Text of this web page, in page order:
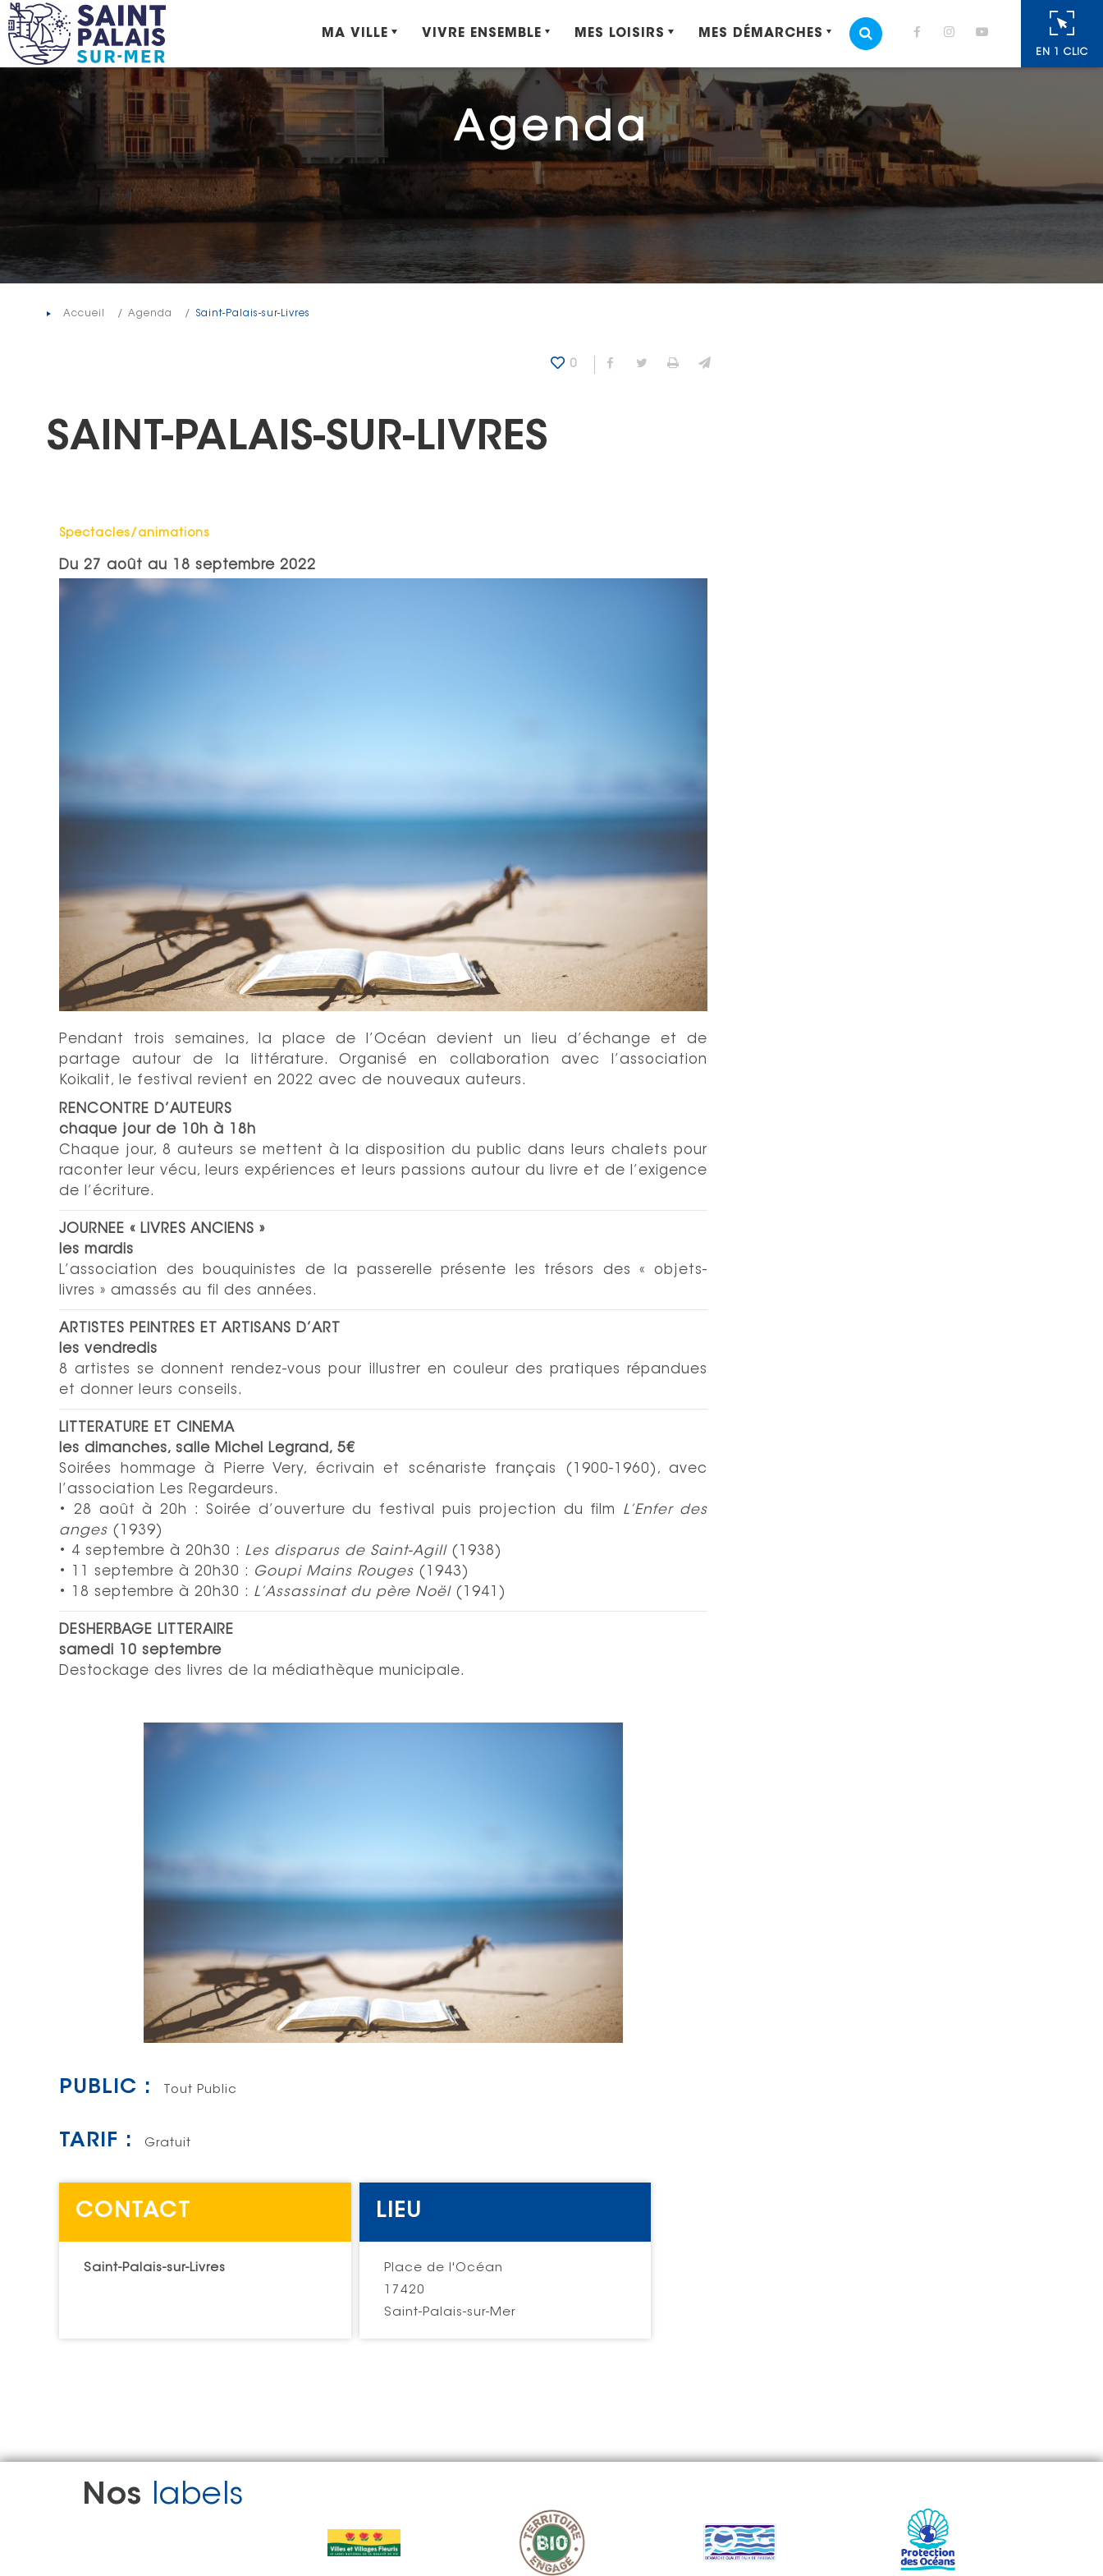
Panneau de gestion des cookies
EN 1 CLIC
MOTEUR DE RECHERCHE
MA VILLE VIVRE ENSEMBLE MES LOISIRS MES DÉMARCHES
Agenda
Accueil Agenda Saint-Palais-sur-Livres
0 Partager sur Facebook
Partager sur Twitter
Imprimer
SAINT-PALAIS-SUR-LIVRES
Catégorie : "
Spectacles/animations
Du 27 août au 18 septembre 2022
Pendant trois semaines, la place de l’Océan devient un lieu d’échange et de
partage autour de la littérature. Organisé en collaboration avec l’association
Koikalit, le festival revient en 2022 avec de nouveaux auteurs.
RENCONTRE D’AUTEURS
chaque jour de 10h à 18h
Chaque jour, 8 auteurs se mettent à la disposition du public dans leurs chalets pour
raconter leur vécu, leurs expériences et leurs passions autour du livre et de l’exigence
de l’écriture.
JOURNEE « LIVRES ANCIENS »
les mardis
L’association des bouquinistes de la passerelle présente les trésors des « objets-
livres » amassés au fil des années.
ARTISTES PEINTRES ET ARTISANS D’ART
les vendredis
8 artistes se donnent rendez-vous pour illustrer en couleur des pratiques répandues
et donner leurs conseils.
LITTERATURE ET CINEMA
les dimanches, salle Michel Legrand, 5€
Soirées hommage à Pierre Very, écrivain et scénariste français (1900-1960), avec
l’association Les Regardeurs.
• 28 août à 20h : Soirée d’ouverture du festival puis projection du film L’Enfer des
anges (1939)
• 4 septembre à 20h30 : Les disparus de Saint-Agill (1938)
• 11 septembre à 20h30 : Goupi Mains Rouges (1943)
• 18 septembre à 20h30 : L’Assassinat du père Noël (1941)
DESHERBAGE LITTERAIRE
samedi 10 septembre
Destockage des livres de la médiathèque municipale.
PUBLIC : Tout Public
TARIF : Gratuit
CONTACT
Saint-Palais-sur-Livres
LIEU
Place de l'Océan
17420
Saint-Palais-sur-Mer
Nos labels